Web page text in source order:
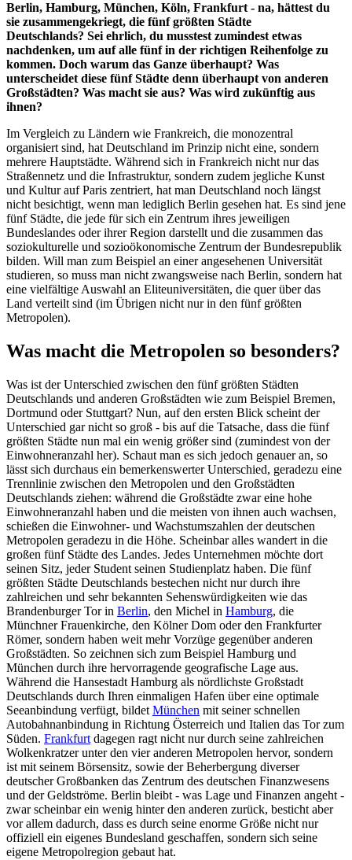
Berlin, Hamburg, München, Köln, Frankfurt - na, hättest du
sie zusammengekriegt, die fünf größten Städte
Deutschlands? Sei ehrlich, du musstest zumindest etwas
nachdenken, um auf alle fünf in der richtigen Reihenfolge zu
kommen. Doch warum das Ganze überhaupt? Was
unterscheidet diese fünf Städte denn überhaupt von anderen
Großstädten? Was macht sie aus? Was wird zukünftig aus
ihnen?
Im Vergleich zu Ländern wie Frankreich, die monozentral
organisiert sind, hat Deutschland im Prinzip nicht eine, sondern
mehrere Hauptstädte. Während sich in Frankreich nicht nur das
Straßennetz und die Infrastruktur, sondern zudem jegliche Kunst
und Kultur auf Paris zentriert, hat man Deutschland noch längst
nicht besichtigt, wenn man lediglich Berlin gesehen hat. Es sind jene
fünf Städte, die jede für sich ein Zentrum ihres jeweiligen
Bundeslandes oder ihrer Region darstellt und die zusammen das
soziokulturelle und sozioökonomische Zentrum der Bundesrepublik
bilden. Will man zum Beispiel an einer angesehenen Universität
studieren, so muss man nicht zwangsweise nach Berlin, sondern hat
eine vielfältige Auswahl an Eliteuniversitäten, die quer über das
Land verteilt sind (im Übrigen nicht nur in den fünf größten
Metropolen).
Was macht die Metropolen so besonders?
Was ist der Unterschied zwischen den fünf größten Städten
Deutschlands und anderen Großstädten wie zum Beispiel Bremen,
Dortmund oder Stuttgart? Nun, auf den ersten Blick scheint der
Unterschied gar nicht so groß - bis auf die Tatsache, dass die fünf
größten Städte nun mal ein wenig größer sind (zumindest von der
Einwohneranzahl her). Schaut man es sich jedoch genauer an, so
lässt sich durchaus ein bemerkenswerter Unterschied, geradezu eine
Trennlinie zwischen den Metropolen und den Großstädten
Deutschlands ziehen: während die Großstädte zwar eine hohe
Einwohneranzahl haben und die meisten von ihnen auch wachsen,
schießen die Einwohner- und Wachstumszahlen der deutschen
Metropolen geradezu in die Höhe. Scheinbar alles wandert in die
großen fünf Städte des Landes. Jedes Unternehmen möchte dort
seinen Sitz, jeder Student seinen Studienplatz haben. Die fünf
größten Städte Deutschlands bestechen nicht nur durch ihre
zahlreichen und sehr bekannten Sehenswürdigkeiten wie das
Brandenburger Tor in Berlin, den Michel in Hamburg, die
Münchner Frauenkirche, den Kölner Dom oder den Frankfurter
Römer, sondern haben weit mehr Vorzüge gegenüber anderen
Großstädten. So zeichnen sich zum Beispiel Hamburg und
München durch ihre hervorragende geografische Lage aus.
Während die Hansestadt Hamburg als nördlichste Großstadt
Deutschlands durch Ihren einmaligen Hafen über eine optimale
Seeanbindung verfügt, bildet München mit seiner schnellen
Autobahnanbindung in Richtung Österreich und Italien das Tor zum
Süden. Frankfurt dagegen ragt nicht nur durch seine zahlreichen
Wolkenkratzer unter den vier anderen Metropolen hervor, sondern
ist mit seinem Börsensitz, sowie der Beherbergung diverser
deutscher Großbanken das Zentrum des deutschen Finanzwesens
und der Geldströme. Berlin bleibt - was Lage und Finanzen angeht -
zwar scheinbar ein wenig hinter den anderen zurück, besticht aber
vor allem dadurch, dass es durch seine enorme Größe nicht nur
offiziell ein eigenes Bundesland geschaffen, sondern sich seine
eigene Metropolregion gebaut hat.